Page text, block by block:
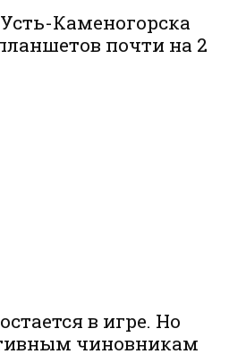
Каменогорска
почти на 2
в игре. Но
чиновникам